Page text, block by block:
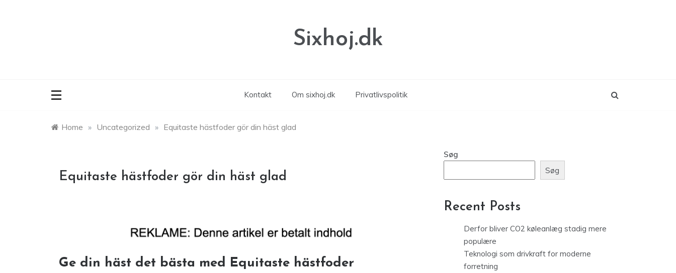
Sixhoj.dk
Kontakt Om sixhoj.dk Privatlivspolitik
Home » Uncategorized » Equitaste hästfoder gör din häst glad
Equitaste hästfoder gör din häst glad
Ge din häst det bästa med Equitaste hästfoder
Søg
Søg
Recent Posts
Derfor bliver CO2 køleanlæg stadig mere
populære
Teknologi som drivkraft for moderne
forretning